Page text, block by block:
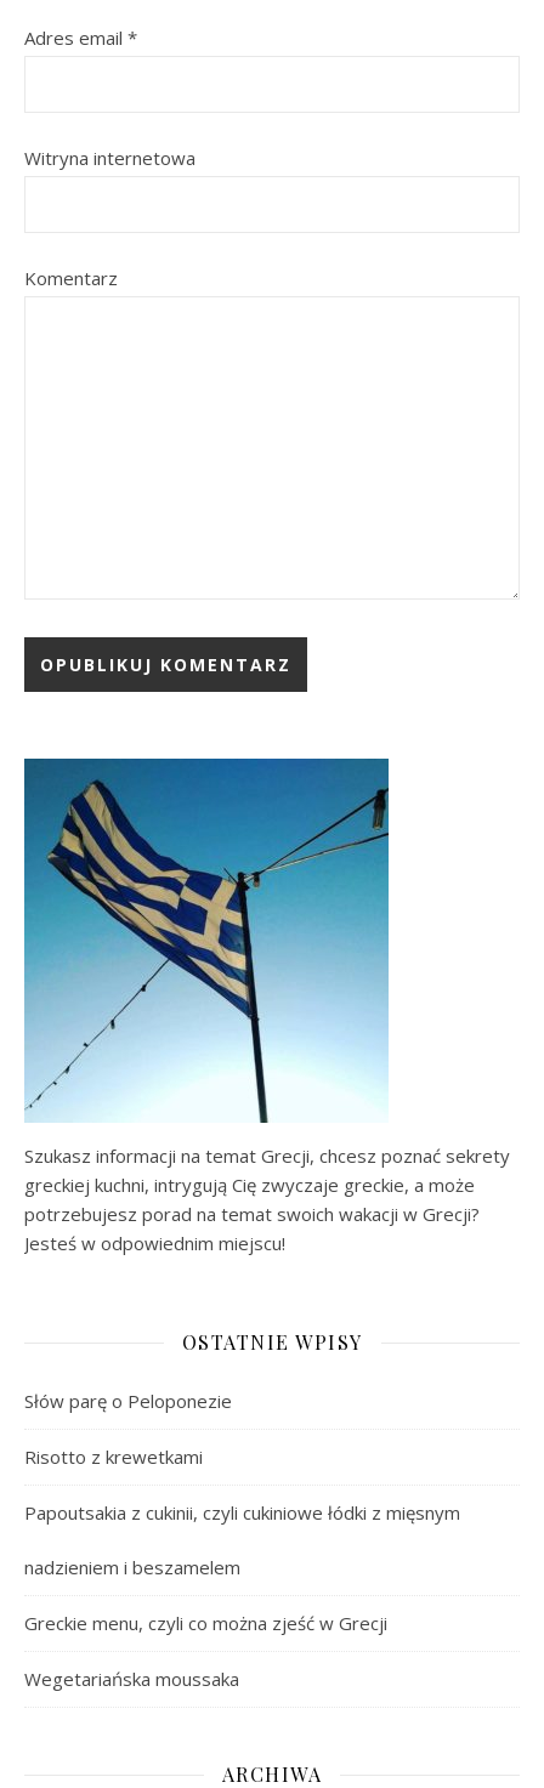
Adres email *
Witryna internetowa
Komentarz
Szukasz informacji na temat Grecji, chcesz poznać sekrety
greckiej kuchni, intrygują Cię zwyczaje greckie, a może
potrzebujesz porad na temat swoich wakacji w Grecji?
Jesteś w odpowiednim miejscu!
OSTATNIE WPISY
Słów parę o Peloponezie
Risotto z krewetkami
Papoutsakia z cukinii, czyli cukiniowe łódki z mięsnym
nadzieniem i beszamelem
Greckie menu, czyli co można zjeść w Grecji
Wegetariańska moussaka
ARCHIWA